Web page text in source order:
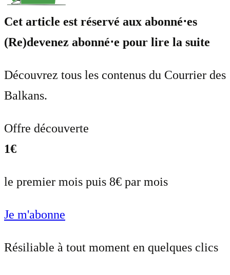
Cet article est réservé aux abonné⋅es
(Re)devenez abonné⋅e pour lire la suite
Découvrez tous les contenus du Courrier des
Balkans.
Offre découverte
1€
le premier mois puis 8€ par mois
Je m'abonne
Résiliable à tout moment en quelques clics